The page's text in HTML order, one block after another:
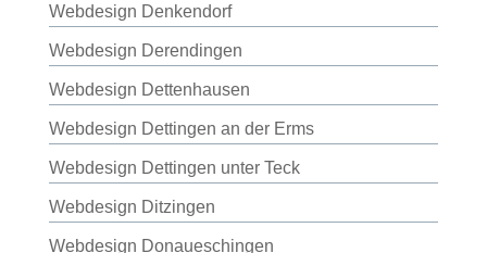
Webdesign Denkendorf
Webdesign Derendingen
Webdesign Dettenhausen
Webdesign Dettingen an der Erms
Webdesign Dettingen unter Teck
Webdesign Ditzingen
Webdesign Donaueschingen